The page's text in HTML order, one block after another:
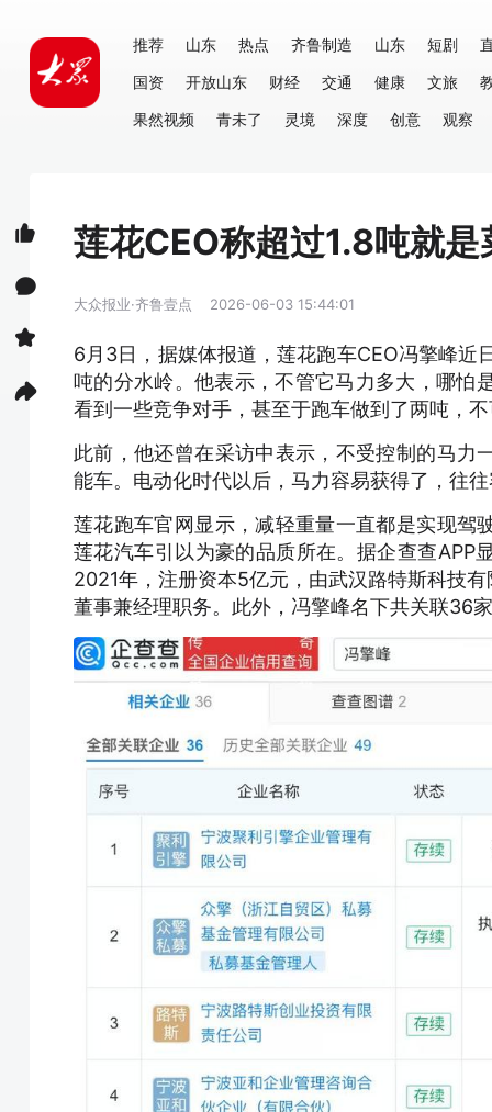
推荐 山东 热点 齐鲁制造 山东 短剧
国资
开放山东 财经 交通 健康 文旅
果然视频
青未了 灵境 深度 创意 观察
莲花CEO称超过1.8吨就
大众报业·齐鲁壹点 2026-06-03 15:44:01
6月3日，据媒体报道，莲花跑车CEO冯擎峰近
吨的分水岭。他表示，不管它马力多大，哪怕
看到一些竞争对手，甚至于跑车做到了两吨，
此前，他还曾在采访中表示，不受控制的马力
能车。电动化时代以后，马力容易获得了，往
莲花跑车官网显示，减轻重量一直都是实现驾
莲花汽车引以为豪的品质所在。据企查查APP
2021年，注册资本5亿元，由武汉路特斯科技
董事兼经理职务。此外，冯擎峰名下共关联36